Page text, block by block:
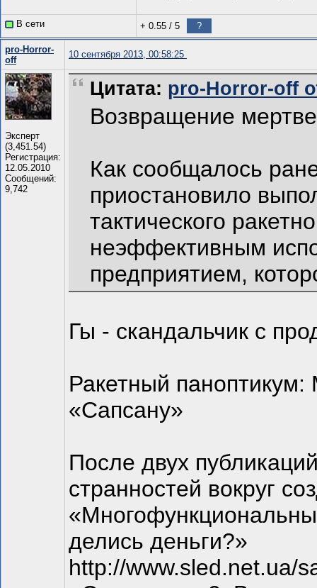
В сети + 0.55 / 5 ?
pro-Horror-
off
10 сентября 2013, 00:58:25
Эксперт
(3,451.54)
Регистрация:
12.05.2010
Сообщений:
9,742
Цитата: pro-Horror-off
Возвращение
Как сообщалось
приостановило
тактического
неэффективным
предприятием,
Гы - скандальчик с
Ракетный
«Сапсану»
После двух
странностей вокруг
делись деньги?»
http://www.sled.net.ua/